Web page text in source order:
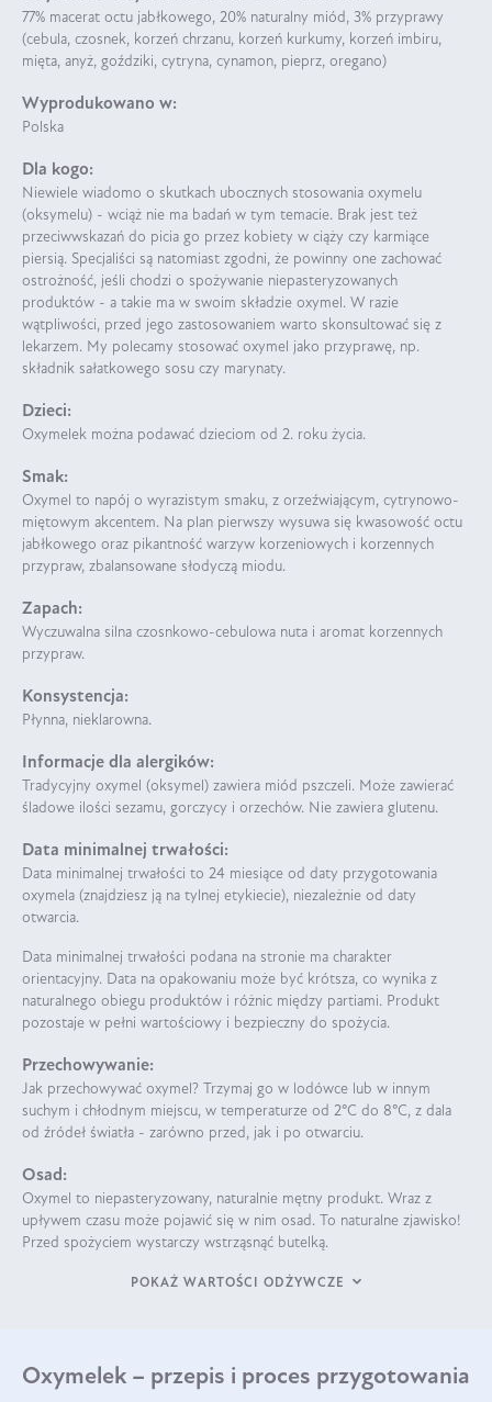
77% macerat octu jabłkowego, 20% naturalny miód, 3% przyprawy
(cebula, czosnek, korzeń chrzanu, korzeń kurkumy, korzeń imbiru,
mięta, anyż, goździki, cytryna, cynamon, pieprz, oregano)
Wyprodukowano w:
Polska
Dla kogo:
Niewiele wiadomo o skutkach ubocznych stosowania oxymelu
(oksymelu) - wciąż nie ma badań w tym temacie. Brak jest też
przeciwwskazań do picia go przez kobiety w ciąży czy karmiące
piersią. Specjaliści są natomiast zgodni, że powinny one zachować
ostrożność, jeśli chodzi o spożywanie niepasteryzowanych
produktów - a takie ma w swoim składzie oxymel. W razie
wątpliwości, przed jego zastosowaniem warto skonsultować się z
lekarzem. My polecamy stosować oxymel jako przyprawę, np.
składnik sałatkowego sosu czy marynaty.
Dzieci:
Oxymelek można podawać dzieciom od 2. roku życia.
Smak:
Oxymel to napój o wyrazistym smaku, z orzeźwiającym, cytrynowo-
miętowym akcentem. Na plan pierwszy wysuwa się kwasowość octu
jabłkowego oraz pikantność warzyw korzeniowych i korzennych
przypraw, zbalansowane słodyczą miodu.
Zapach:
Wyczuwalna silna czosnkowo-cebulowa nuta i aromat korzennych
przypraw.
Konsystencja:
Płynna, nieklarowna.
Informacje dla alergików:
Tradycyjny oxymel (oksymel) zawiera miód pszczeli. Może zawierać
śladowe ilości sezamu, gorczycy i orzechów. Nie zawiera glutenu.
Data minimalnej trwałości:
Data minimalnej trwałości to 24 miesiące od daty przygotowania
oxymela (znajdziesz ją na tylnej etykiecie), niezależnie od daty
otwarcia.
Data minimalnej trwałości podana na stronie ma charakter
orientacyjny. Data na opakowaniu może być krótsza, co wynika z
naturalnego obiegu produktów i różnic między partiami. Produkt
pozostaje w pełni wartościowy i bezpieczny do spożycia.
Przechowywanie:
Jak przechowywać oxymel? Trzymaj go w lodówce lub w innym
suchym i chłodnym miejscu, w temperaturze od 2°C do 8°C, z dala
od źródeł światła - zarówno przed, jak i po otwarciu.
Osad:
Oxymel to niepasteryzowany, naturalnie mętny produkt. Wraz z
upływem czasu może pojawić się w nim osad. To naturalne zjawisko!
Przed spożyciem wystarczy wstrząsnąć butelką.
POKAŻ WARTOŚCI ODŻYWCZE
Oxymelek – przepis i proces przygotowania